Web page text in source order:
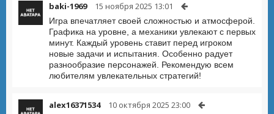
baki-1969 15 ноября 2025 13:01
Игра впечатляет своей сложностью и атмосферой.
Графика на уровне, а механики увлекают с первых
минут. Каждый уровень ставит перед игроком
новые задачи и испытания. Особенно радует
разнообразие персонажей. Рекомендую всем
любителям увлекательных стратегий!
alex16371534 10 октября 2025 23:00